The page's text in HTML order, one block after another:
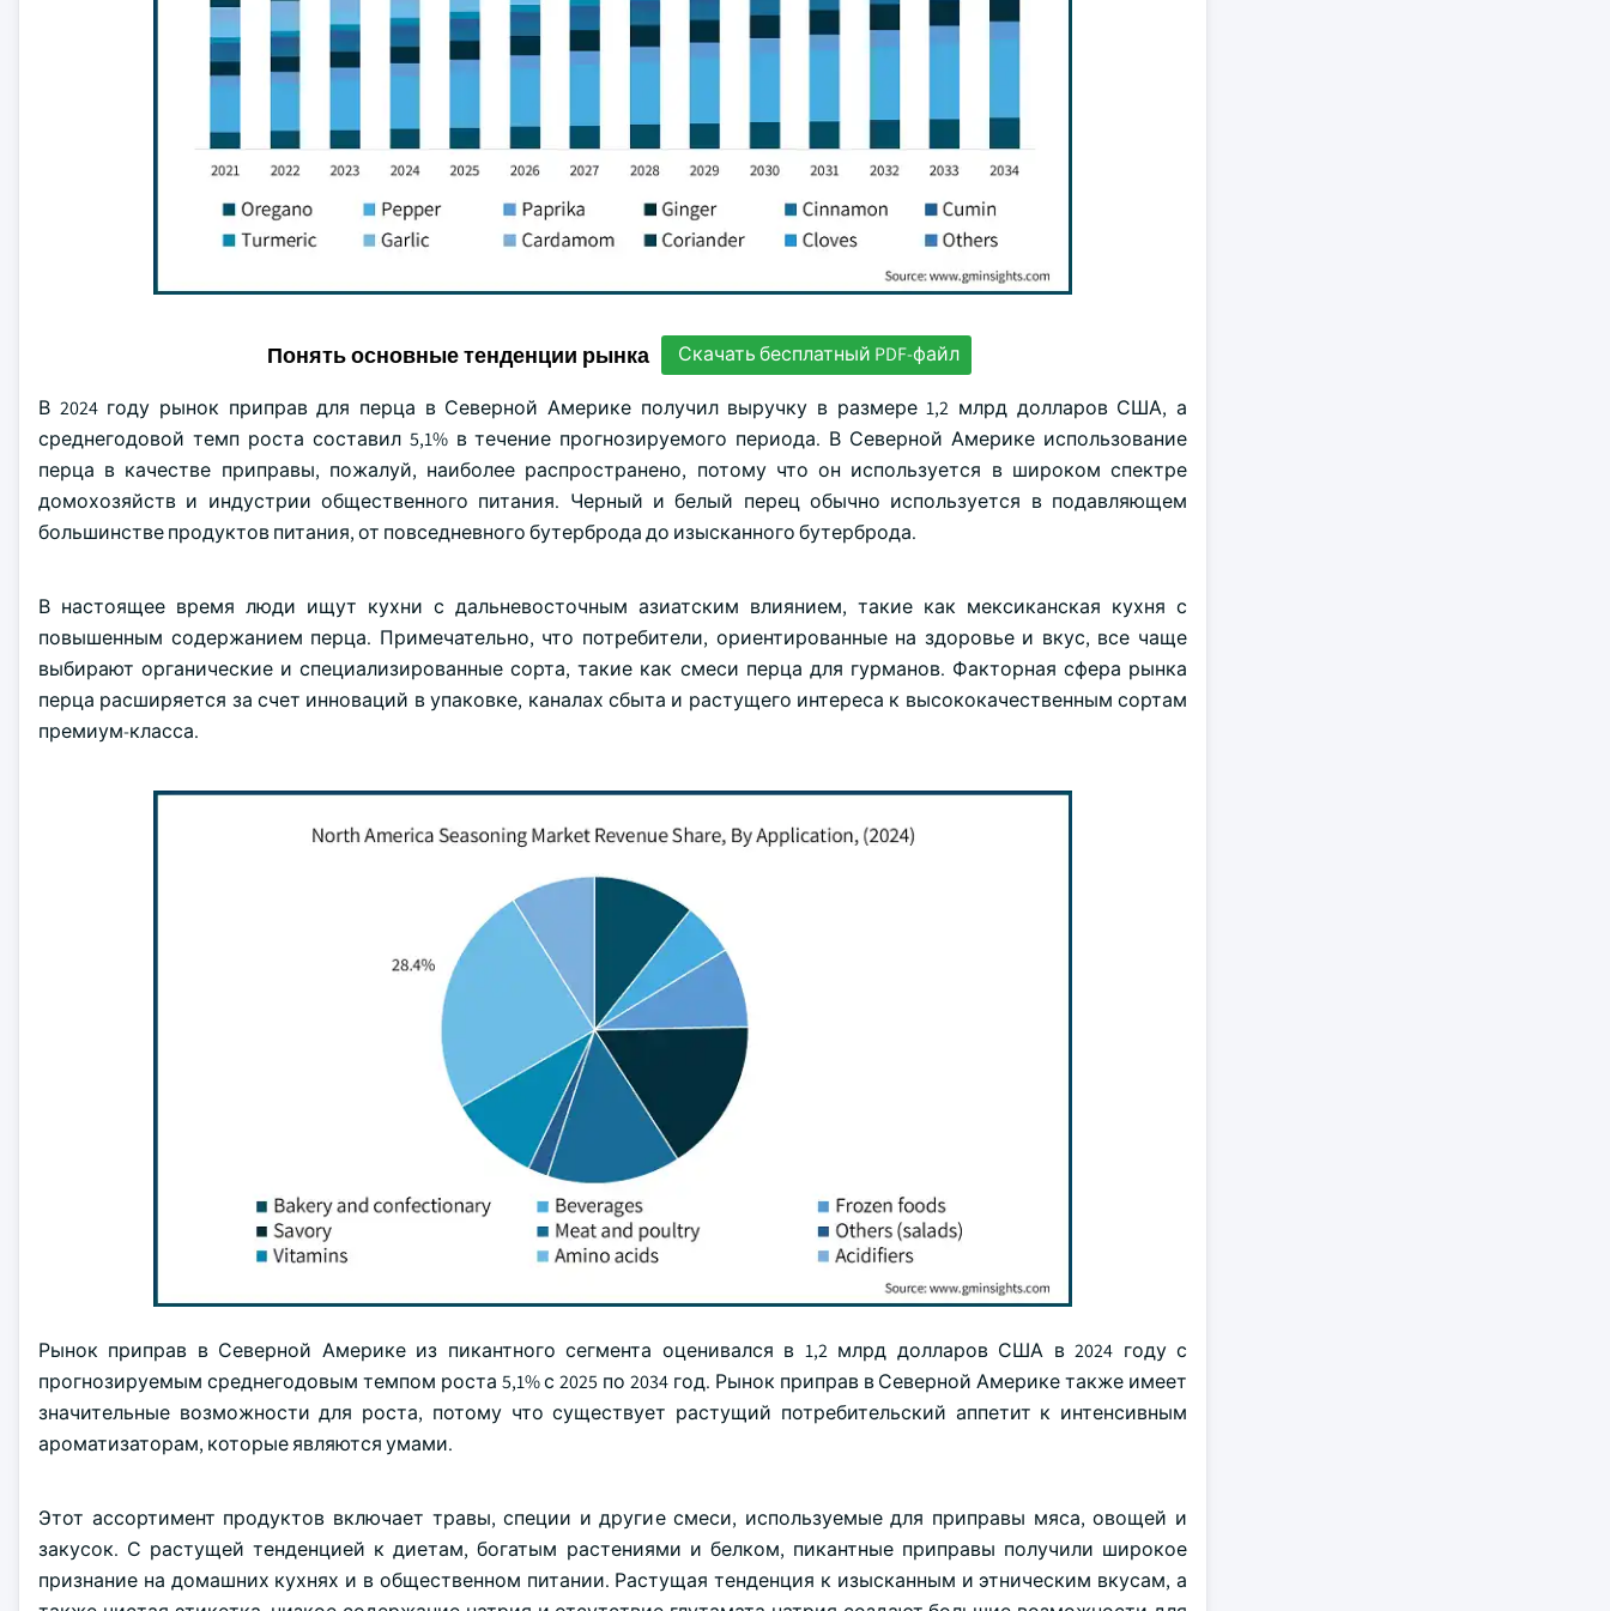
Понять основные тенденции рынка Скачать бесплатный PDF-файл
В 2024 году рынок приправ для перца в Северной Америке получил выручку в размере 1,2 млрд долларов США, а
среднегодовой темп роста составил 5,1% в течение прогнозируемого периода. В Северной Америке использование
перца в качестве приправы, пожалуй, наиболее распространено, потому что он используется в широком спектре
домохозяйств и индустрии общественного питания. Черный и белый перец обычно используется в подавляющем
большинстве продуктов питания, от повседневного бутерброда до изысканного бутерброда.
В настоящее время люди ищут кухни с дальневосточным азиатским влиянием, такие как мексиканская кухня с
повышенным содержанием перца. Примечательно, что потребители, ориентированные на здоровье и вкус, все чаще
выбирают органические и специализированные сорта, такие как смеси перца для гурманов. Факторная сфера рынка
перца расширяется за счет инноваций в упаковке, каналах сбыта и растущего интереса к высококачественным сортам
премиум-класса.
Рынок приправ в Северной Америке из пикантного сегмента оценивался в 1,2 млрд долларов США в 2024 году с
прогнозируемым среднегодовым темпом роста 5,1% с 2025 по 2034 год. Рынок приправ в Северной Америке также имеет
значительные возможности для роста, потому что существует растущий потребительский аппетит к интенсивным
ароматизаторам, которые являются умами.
Этот ассортимент продуктов включает травы, специи и другие смеси, используемые для приправы мяса, овощей и
закусок. С растущей тенденцией к диетам, богатым растениями и белком, пикантные приправы получили широкое
признание на домашних кухнях и в общественном питании. Растущая тенденция к изысканным и этническим вкусам, а